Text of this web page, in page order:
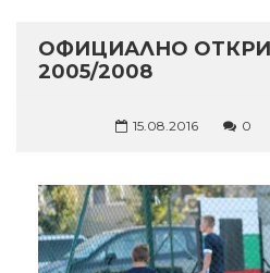
ОФИЦИАЛНО
2005/2008
15.08.2016 0